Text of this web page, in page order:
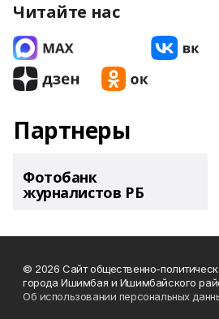
Читайте нас
Партнеры
Фотобанк
журналистов РБ
© 2026 Сайт общественно-
города Ишимбая и Ишимбайского
Об использовании персональных